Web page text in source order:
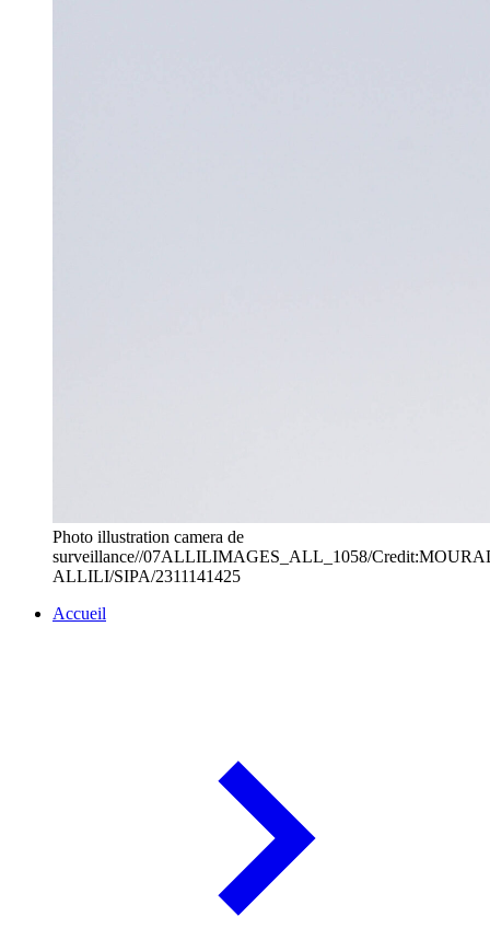
Photo illustration camera de
surveillance//07ALLILIMAGES_ALL_1058/
ALLILI/SIPA/2311141425
Accueil